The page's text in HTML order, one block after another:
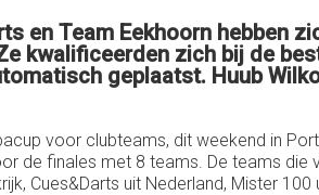
en Team Eekhoorn hebben
kwalificeerden zich bij de
geplaatst. Huub
voor clubteams, dit weekend in
de finales met 8 teams. De teams die
Cues&Darts uit Nederland, Mister